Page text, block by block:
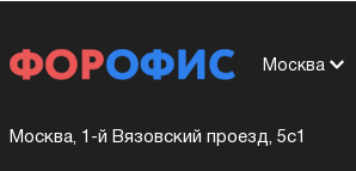
Москва
Москва, 1-й Вязовский проезд, 5с1